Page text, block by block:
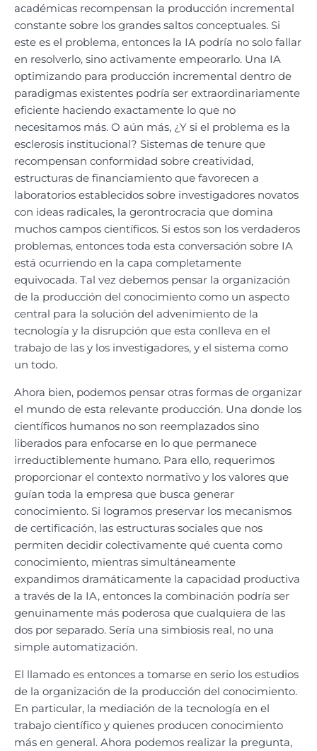
académicas recompensan la producción incremental
constante sobre los grandes saltos conceptuales. Si
este es el problema, entonces la IA podría no solo fallar
en resolverlo, sino activamente empeorarlo. Una IA
optimizando para producción incremental dentro de
paradigmas existentes podría ser extraordinariamente
eficiente haciendo exactamente lo que no
necesitamos más. O aún más, ¿Y si el problema es la
esclerosis institucional? Sistemas de tenure que
recompensan conformidad sobre creatividad,
estructuras de financiamiento que favorecen a
laboratorios establecidos sobre investigadores novatos
con ideas radicales, la gerontrocracia que domina
muchos campos científicos. Si estos son los verdaderos
problemas, entonces toda esta conversación sobre IA
está ocurriendo en la capa completamente
equivocada. Tal vez debemos pensar la organización
de la producción del conocimiento como un aspecto
central para la solución del advenimiento de la
tecnología y la disrupción que esta conlleva en el
trabajo de las y los investigadores, y el sistema como
un todo.
Ahora bien, podemos pensar otras formas de organizar
el mundo de esta relevante producción. Una donde los
científicos humanos no son reemplazados sino
liberados para enfocarse en lo que permanece
irreductiblemente humano. Para ello, requerimos
proporcionar el contexto normativo y los valores que
guían toda la empresa que busca generar
conocimiento. Si logramos preservar los mecanismos
de certificación, las estructuras sociales que nos
permiten decidir colectivamente qué cuenta como
conocimiento, mientras simultáneamente
expandimos dramáticamente la capacidad productiva
a través de la IA, entonces la combinación podría ser
genuinamente más poderosa que cualquiera de las
dos por separado. Sería una simbiosis real, no una
simple automatización.
El llamado es entonces a tomarse en serio los estudios
de la organización de la producción del conocimiento.
En particular, la mediación de la tecnología en el
trabajo científico y quienes producen conocimiento
más en general. Ahora podemos realizar la pregunta,